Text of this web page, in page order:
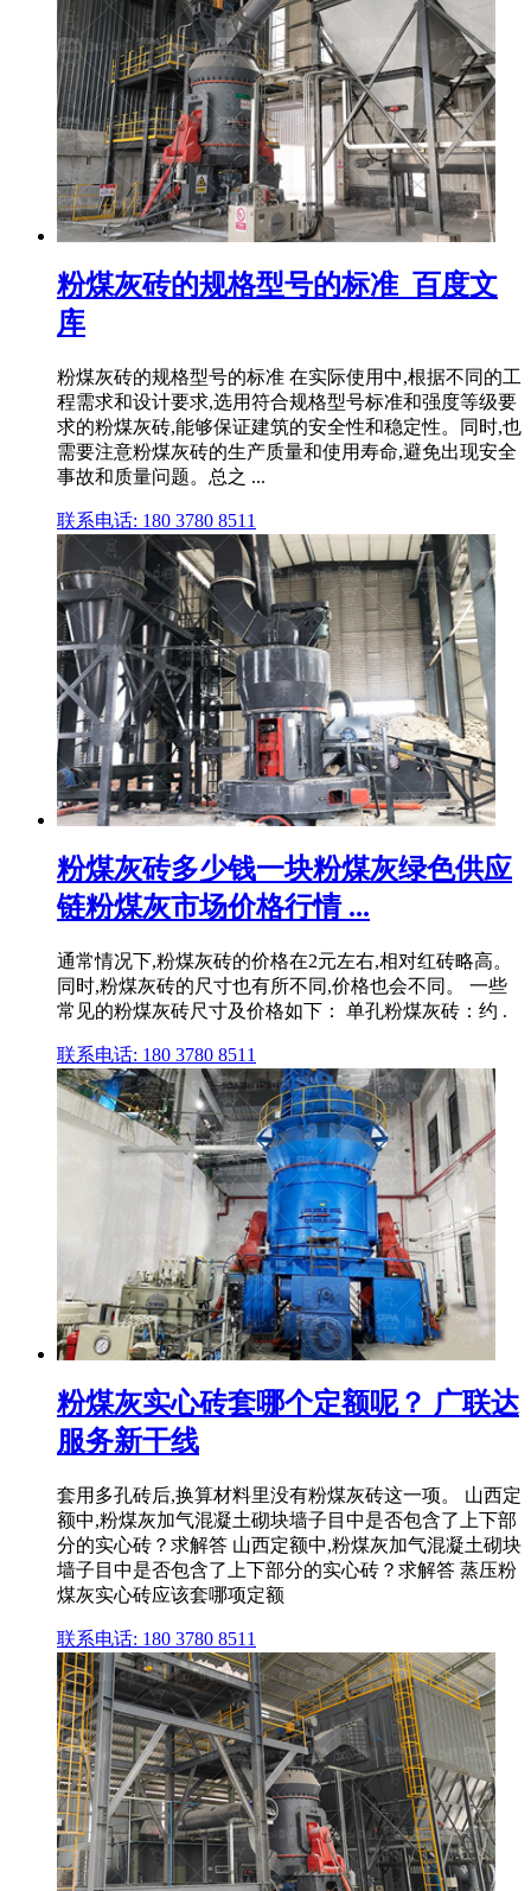
粉煤灰砖的规格型号的标准_百度文
库
粉煤灰砖的规格型号的标准 在实际使用中,根据不同的工
程需求和设计要求,选用符合规格型号标准和强度等级要
求的粉煤灰砖,能够保证建筑的安全性和稳定性。同时,也
需要注意粉煤灰砖的生产质量和使用寿命,避免出现安全
事故和质量问题。总之 ...
联系电话: 180 3780 8511
粉煤灰砖多少钱一块粉煤灰绿色供应
链粉煤灰市场价格行情 ...
通常情况下,粉煤灰砖的价格在2元左右,相对红砖略高。
同时,粉煤灰砖的尺寸也有所不同,价格也会不同。 一些
常见的粉煤灰砖尺寸及价格如下： 单孔粉煤灰砖：约 .
联系电话: 180 3780 8511
粉煤灰实心砖套哪个定额呢？ 广联达
服务新干线
套用多孔砖后,换算材料里没有粉煤灰砖这一项。 山西定
额中,粉煤灰加气混凝土砌块墙子目中是否包含了上下部
分的实心砖？求解答 山西定额中,粉煤灰加气混凝土砌块
墙子目中是否包含了上下部分的实心砖？求解答 蒸压粉
煤灰实心砖应该套哪项定额
联系电话: 180 3780 8511